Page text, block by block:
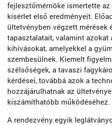
fejlesztőmérnöke ismertette
kísérlet első eredményeit.
ültetvényben végzett mérések
tapasztalatait, valamint
kihívásokat, amelyekkel a
szembesülnek. Kiemelt
szélsőségek, a tavaszi
kérdései, továbbá azok a
hozzájárulhatnak az
kiszámíthatóbb működéséhez.
A rendezvény egyik